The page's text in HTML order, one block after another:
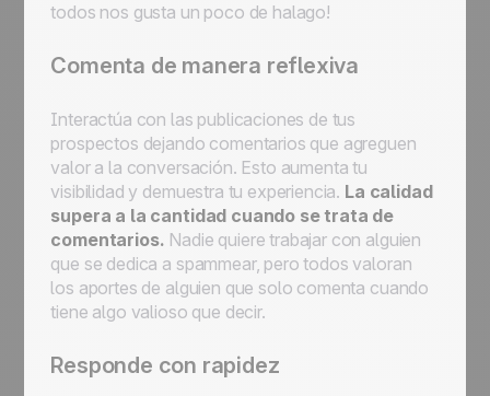
todos nos gusta un poco de halago!
Comenta de manera reflexiva
Interactúa con las publicaciones de tus
prospectos dejando comentarios que agreguen
valor a la conversación. Esto aumenta tu
visibilidad y demuestra tu experiencia. La calidad
supera a la cantidad cuando se trata de
comentarios. Nadie quiere trabajar con alguien
que se dedica a spammear, pero todos valoran
los aportes de alguien que solo comenta cuando
tiene algo valioso que decir.
Responde con rapidez